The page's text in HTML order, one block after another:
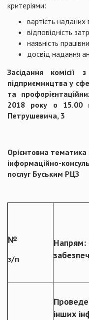
критеріями:
вартість наданих
відповідність
наявність
досвід надання
Засідання комісії
підприємництва у
та
2018 року о 15.00
Петрушевича, 3
Орієнтовна тематика
інформаційно-
послуг Буським РЦЗ
№
з/п
Напрям:
інших